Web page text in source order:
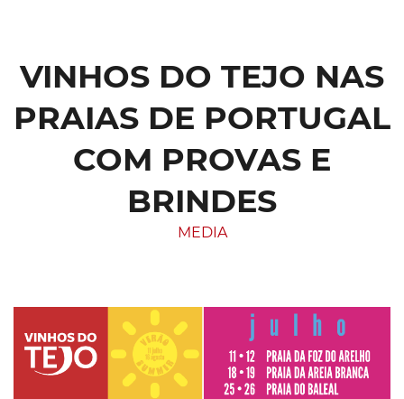
VINHOS DO TEJO NAS
PRAIAS DE PORTUGAL
COM PROVAS E
BRINDES
MEDIA